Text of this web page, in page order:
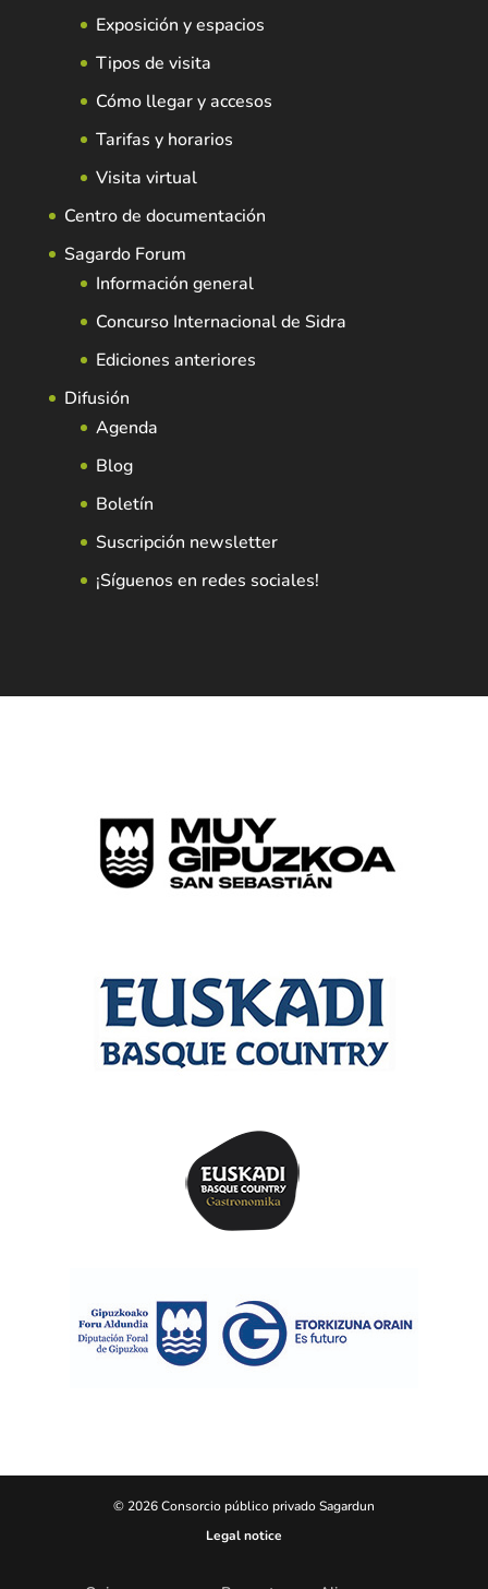
Exposición y espacios
Tipos de visita
Cómo llegar y accesos
Tarifas y horarios
Visita virtual
Centro de documentación
Sagardo Forum
Información general
Concurso Internacional de Sidra
Ediciones anteriores
Difusión
Agenda
Blog
Boletín
Suscripción newsletter
¡Síguenos en redes sociales!
© 2026 Consorcio público privado Sagardun
Legal notice